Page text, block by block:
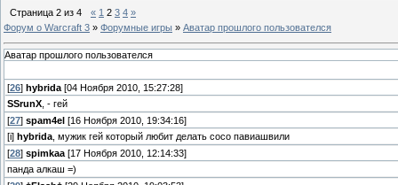
Страница 2 из 4 « 1 2 3 4 »
Форум о Warcraft 3 » Форумные игры » Аватар прошлого пользователся
Аватар прошлого пользователся
[26] hybrida [04 Ноября 2010, 15:27:28]
SSrunX , - гей
[27] spam4el [16 Ноября 2010, 19:34:16]
[i] hybrida , мужик гей который любит делать сосо павиашвили
[28] spimkaa [17 Ноября 2010, 12:14:33]
панда алкаш =)